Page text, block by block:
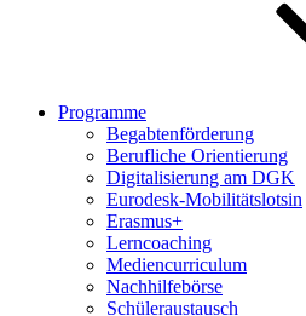
Programme
Begabtenförderung
Berufliche Orientierung
Digitalisierung am DGK
Eurodesk-Mobilitätslotsin
Erasmus+
Lerncoaching
Mediencurriculum
Nachhilfebörse
Schüleraustausch